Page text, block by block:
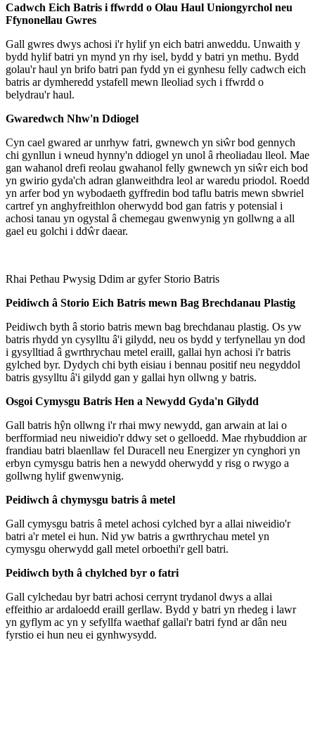
Cadwch Eich Batris i ffwrdd o Olau Haul Uniongyrchol neu
Ffynonellau Gwres
Gall gwres dwys achosi i'r hylif yn eich batri anweddu. Unwaith y
bydd hylif batri yn mynd yn rhy isel, bydd y batri yn methu. Bydd
golau'r haul yn brifo batri pan fydd yn ei gynhesu felly cadwch eich
batris ar dymheredd ystafell mewn lleoliad sych i ffwrdd o
belydrau'r haul.
Gwaredwch Nhw'n Ddiogel
Cyn cael gwared ar unrhyw fatri, gwnewch yn siŵr bod gennych
chi gynllun i wneud hynny'n ddiogel yn unol â rheoliadau lleol. Mae
gan wahanol drefi reolau gwahanol felly gwnewch yn siŵr eich bod
yn gwirio gyda'ch adran glanweithdra leol ar waredu priodol. Roedd
yn arfer bod yn wybodaeth gyffredin bod taflu batris mewn sbwriel
cartref yn anghyfreithlon oherwydd bod gan fatris y potensial i
achosi tanau yn ogystal â chemegau gwenwynig yn gollwng a all
gael eu golchi i ddŵr daear.
Rhai Pethau Pwysig Ddim ar gyfer Storio Batris
Peidiwch â Storio Eich Batris mewn Bag Brechdanau Plastig
Peidiwch byth â storio batris mewn bag brechdanau plastig. Os yw
batris rhydd yn cysylltu â'i gilydd, neu os bydd y terfynellau yn dod
i gysylltiad â gwrthrychau metel eraill, gallai hyn achosi i'r batris
gylched byr. Dydych chi byth eisiau i bennau positif neu negyddol
batris gysylltu â'i gilydd gan y gallai hyn ollwng y batris.
Osgoi Cymysgu Batris Hen a Newydd Gyda'n Gilydd
Gall batris hŷn ollwng i'r rhai mwy newydd, gan arwain at lai o
berfformiad neu niweidio'r ddwy set o gelloedd. Mae rhybuddion ar
frandiau batri blaenllaw fel Duracell neu Energizer yn cynghori yn
erbyn cymysgu batris hen a newydd oherwydd y risg o rwygo a
gollwng hylif gwenwynig.
Peidiwch â chymysgu batris â metel
Gall cymysgu batris â metel achosi cylched byr a allai niweidio'r
batri a'r metel ei hun. Nid yw batris a gwrthrychau metel yn
cymysgu oherwydd gall metel orboethi'r gell batri.
Peidiwch byth â chylched byr o fatri
Gall cylchedau byr batri achosi cerrynt trydanol dwys a allai
effeithio ar ardaloedd eraill gerllaw. Bydd y batri yn rhedeg i lawr
yn gyflym ac yn y sefyllfa waethaf gallai'r batri fynd ar dân neu
fyrstio ei hun neu ei gynhwysydd.